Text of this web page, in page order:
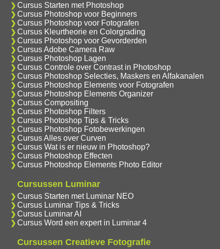
Cursus Starten met Photoshop
Cursus Photoshop voor Beginners
Cursus Photoshop voor Fotografen
Cursus Kleurtheorie en Colorgrading
Cursus Photoshop voor Gevorderden
Cursus Adobe Camera Raw
Cursus Photoshop Lagen
Cursus Controle over Contrast in Photoshop
Cursus Photoshop Selecties, Maskers en Alfakanalen
Cursus Photoshop Elements voor Fotografen
Cursus Photoshop Elements Organizer
Cursus Compositing
Cursus Photoshop Filters
Cursus Photoshop Tips & Tricks
Cursus Photoshop Fotobewerkingen
Cursus Alles over Curven
Cursus Wat is er nieuw in Photoshop?
Cursus Photoshop Effecten
Cursus Photoshop Elements Photo Editor
Cursussen Luminar
Cursus Starten met Luminar NEO
Cursus Luminar Tips & Tricks
Cursus Luminar AI
Cursus Word een expert in Luminar 4
Cursussen Creatieve Fotografie